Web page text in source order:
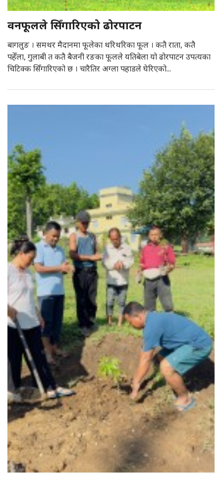
वनफूलले सिँगारिएको ढोरपाटन
बागलुङ । समथर मैदानमा फूलेका थरिथरिका फूल । कतै राता, कतै
पहेँला, गुलाबी त कतै बैजनी रङका फूलले यतिबेला यो ढोरपाटन उपत्यका
चिटिक्क सिँगारिएको छ । चारैतिर अग्ला पहाडले घेरिएको...